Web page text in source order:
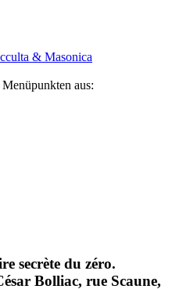
& Masonica
aus:
secrète du zéro.
Bolliac, rue Scaune,